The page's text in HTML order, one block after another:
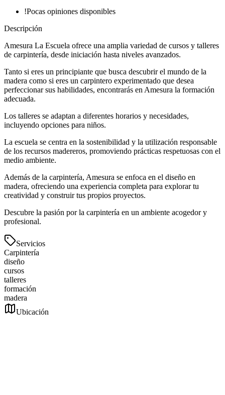
!Pocas opiniones disponibles
Descripción
Amesura La Escuela ofrece una amplia variedad de cursos y talleres
de carpintería, desde iniciación hasta niveles avanzados.
Tanto si eres un principiante que busca descubrir el mundo de la
madera como si eres un carpintero experimentado que desea
perfeccionar sus habilidades, encontrarás en Amesura la formación
adecuada.
Los talleres se adaptan a diferentes horarios y necesidades,
incluyendo opciones para niños.
La escuela se centra en la sostenibilidad y la utilización responsable
de los recursos madereros, promoviendo prácticas respetuosas con el
medio ambiente.
Además de la carpintería, Amesura se enfoca en el diseño en
madera, ofreciendo una experiencia completa para explorar tu
creatividad y construir tus propios proyectos.
Descubre la pasión por la carpintería en un ambiente acogedor y
profesional.
Servicios
Carpintería
diseño
cursos
talleres
formación
madera
Ubicación